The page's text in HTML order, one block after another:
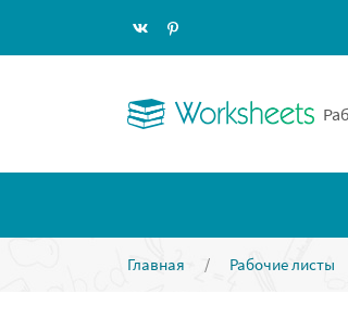
Главная / Рабочие листы